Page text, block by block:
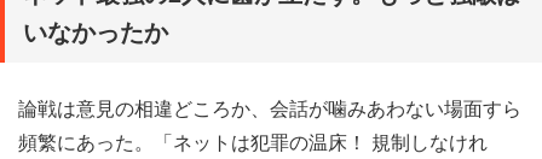
いなかったか
論戦は意見の相違どころか、会話が噛みあわない場面すら
頻繁にあった。「ネットは犯罪の温床！ 規制しなけれ